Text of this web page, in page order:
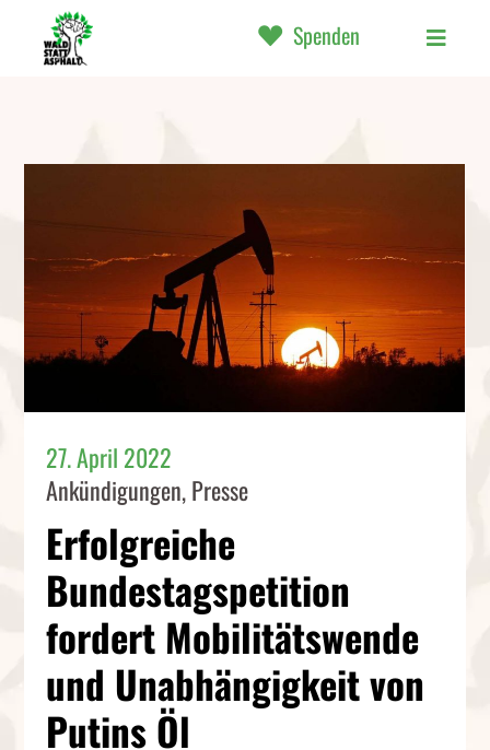
Spenden
27. April 2022
Ankündigungen,Presse
Erfolgreiche
Bundestagspetition
fordert Mobilitätswende
und Unabhängigkeit von
Putins Öl